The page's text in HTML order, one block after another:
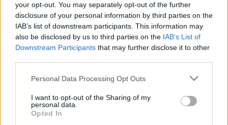
your opt-out. You may separately opt-out of the further
disclosure of your personal information by third parties on the
IAB’s list of downstream participants. This information may
also be disclosed by us to third parties on the IAB’s List of
Downstream Participants that may further disclose it to other
Personal Data Processing Opt Outs
I want to opt-out of the Sharing of my
personal data.
Opted In
ΠΟΛΙΤΙΚΉ ΥΓΕΊΑΣ 29/07/2026 - 15:34
Γεωργιάδης από Λήμνο: «Δεν αφήσαμε την ευκαιρία
του Ταμείου Ανάκαμψης να πάει χαμένη»